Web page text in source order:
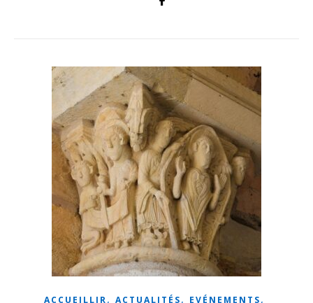
ACCUEILLIR, ACTUALITÉS, EVÉNEMENTS,